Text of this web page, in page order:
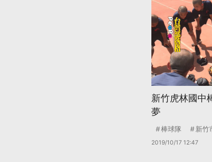
新竹虎林國中
夢
棒球隊 新竹
2019/10/17 12:47